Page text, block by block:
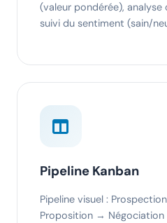
(valeur pondérée),
suivi du sentiment (sain/
Pipeline Kanban
Pipeline visuel :
Proposition →